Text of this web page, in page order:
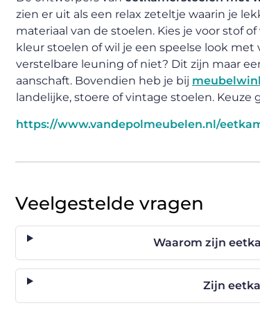
zien er uit als een relax zeteltje waarin je
materiaal van de stoelen. Kies je voor stof
kleur stoelen of wil je een speelse look met
verstelbare leuning of niet? Dit zijn maar
aanschaft. Bovendien heb je bij
landelijke, stoere of vintage stoelen.
https://www.vandepolmeubelen.nl/
Veelgestelde vragen
Waarom zijn
Zijn